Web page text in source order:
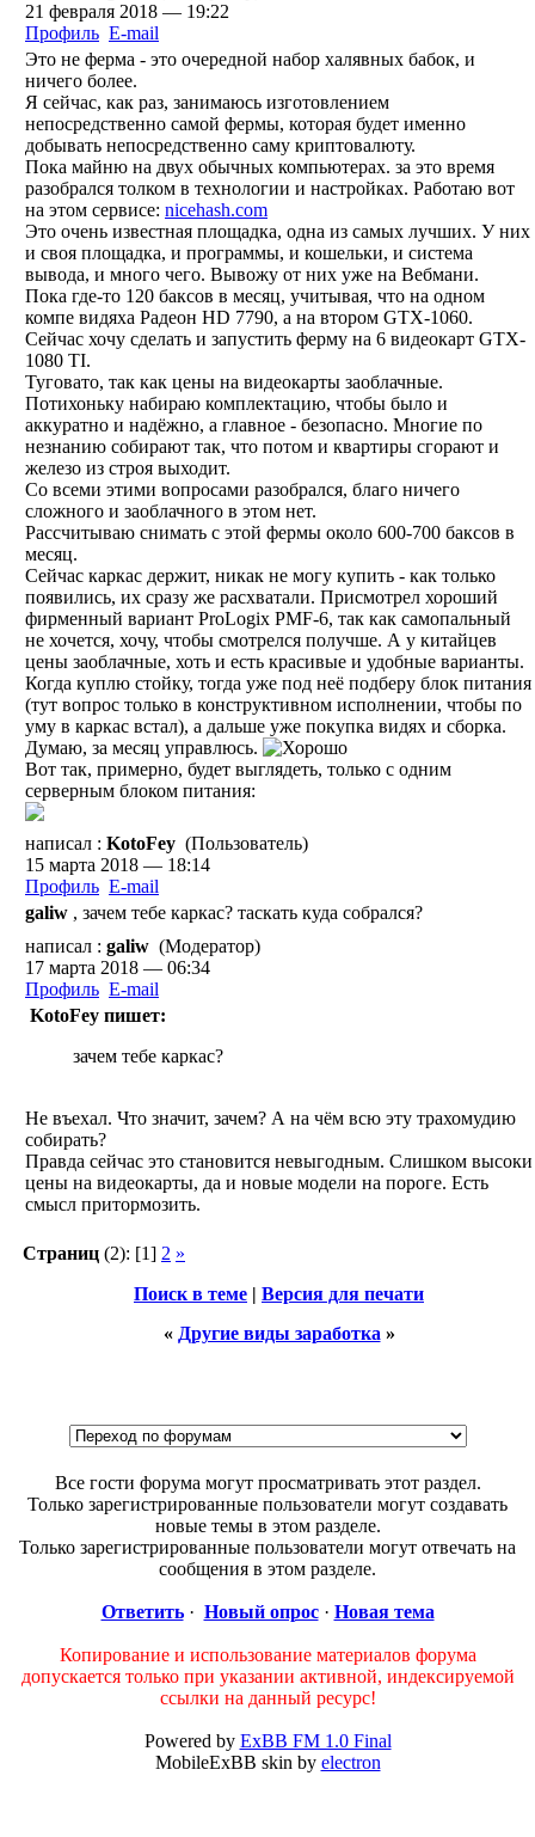
21 февраля 2018 — 19:22
Профиль E-mail
Это не ферма - это очередной набор халявных бабок, и
ничего более.
Я сейчас, как раз, занимаюсь изготовлением
непосредственно самой фермы, которая будет именно
добывать непосредственно саму криптовалюту.
Пока майню на двух обычных компьютерах. за это время
разобрался толком в технологии и настройках. Работаю вот
на этом сервисе: nicehash.com
Это очень известная площадка, одна из самых лучших. У них
и своя площадка, и программы, и кошельки, и система
вывода, и много чего. Вывожу от них уже на Вебмани.
Пока где-то 120 баксов в месяц, учитывая, что на одном
компе видяха Радеон HD 7790, а на втором GTX-1060.
Сейчас хочу сделать и запустить ферму на 6 видеокарт GTX-
1080 TI.
Туговато, так как цены на видеокарты заоблачные.
Потихоньку набираю комплектацию, чтобы было и
аккуратно и надёжно, а главное - безопасно. Многие по
незнанию собирают так, что потом и квартиры сгорают и
железо из строя выходит.
Со всеми этими вопросами разобрался, благо ничего
сложного и заоблачного в этом нет.
Рассчитываю снимать с этой фермы около 600-700 баксов в
месяц.
Сейчас каркас держит, никак не могу купить - как только
появились, их сразу же расхватали. Присмотрел хороший
фирменный вариант ProLogix PMF-6, так как самопальный
не хочется, хочу, чтобы смотрелся получше. А у китайцев
цены заоблачные, хоть и есть красивые и удобные варианты.
Когда куплю стойку, тогда уже под неё подберу блок питания
(тут вопрос только в конструктивном исполнении, чтобы по
уму в каркас встал), а дальше уже покупка видях и сборка.
Думаю, за месяц управлюсь.
Вот так, примерно, будет выглядеть, только с одним
серверным блоком питания:
написал : KotoFey (Пользователь)
15 марта 2018 — 18:14
Профиль E-mail
galiw , зачем тебе каркас? таскать куда собрался?
написал : galiw (Модератор)
17 марта 2018 — 06:34
Профиль E-mail
KotoFey пишет:
зачем тебе каркас?
Не въехал. Что значит, зачем? А на чём всю эту трахомудию
собирать?
Правда сейчас это становится невыгодным. Слишком высоки
цены на видеокарты, да и новые модели на пороге. Есть
смысл притормозить.
Страниц (2): [1] 2 »
Поиск в теме | Версия для печати
« Другие виды заработка »
Все гости форума могут просматривать этот раздел.
Только зарегистрированные пользователи могут создавать
новые темы в этом разделе.
Только зарегистрированные пользователи могут отвечать на
сообщения в этом разделе.
Ответить· Новый опрос· Новая тема
Копирование и использование материалов форума
допускается только при указании активной, индексируемой
ссылки на данный ресурс!
Powered by ExBB FM 1.0 Final
MobileExBB skin by electron